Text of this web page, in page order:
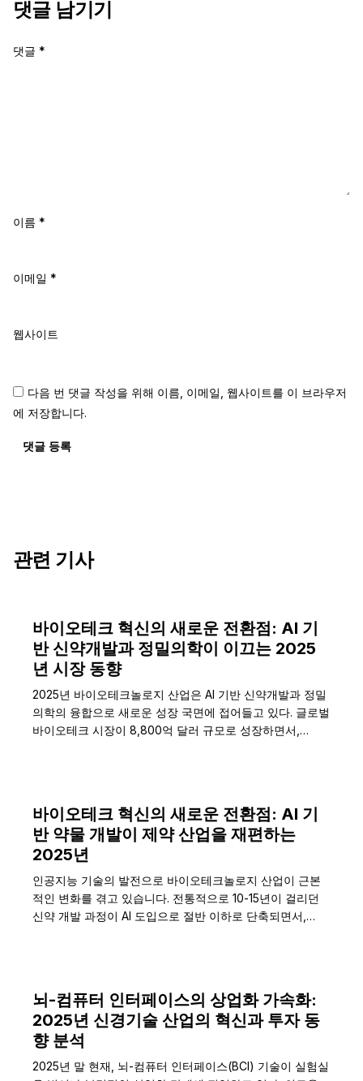
댓글 남기기
댓글 *
이름 *
이메일 *
웹사이트
다음 번 댓글 작성을 위해 이름, 이메일, 웹사이트를 이 브라우저
에 저장합니다.
댓글 등록
관련 기사
바이오테크 혁신의 새로운 전환점: AI 기
반 신약개발과 정밀의학이 이끄는 2025
년 시장 동향
2025년 바이오테크놀로지 산업은 AI 기반 신약개발과 정밀
의학의 융합으로 새로운 성장 국면에 접어들고 있다. 글로벌
바이오테크 시장이 8,800억 달러 규모로 성장하면서,…
바이오테크 혁신의 새로운 전환점: AI 기
반 약물 개발이 제약 산업을 재편하는
2025년
인공지능 기술의 발전으로 바이오테크놀로지 산업이 근본
적인 변화를 겪고 있습니다. 전통적으로 10-15년이 걸리던
신약 개발 과정이 AI 도입으로 절반 이하로 단축되면서,…
뇌-컴퓨터 인터페이스의 상업화 가속화:
2025년 신경기술 산업의 혁신과 투자 동
향 분석
2025년 말 현재, 뇌-컴퓨터 인터페이스(BCI) 기술이 실험실